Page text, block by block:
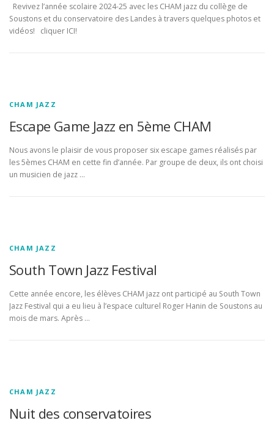
Revivez l’année scolaire 2024-25 avec les CHAM jazz du collège de
Soustons et du conservatoire des Landes à travers quelques photos et
vidéos! cliquer ICI!
CHAM JAZZ
Escape Game Jazz en 5ème CHAM
Nous avons le plaisir de vous proposer six escape games réalisés par
les 5èmes CHAM en cette fin d’année. Par groupe de deux, ils ont choisi
un musicien de jazz …
CHAM JAZZ
South Town Jazz Festival
Cette année encore, les élèves CHAM jazz ont participé au South Town
Jazz Festival qui a eu lieu à l’espace culturel Roger Hanin de Soustons au
mois de mars. Après …
CHAM JAZZ
Nuit des conservatoires